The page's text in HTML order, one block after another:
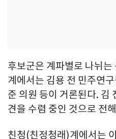
후보군은 계파별로 나뉘
계에서는 김용 전 민주연
준 의원 등이 거론된다. 김
견을 수렴 중인 것으로 전
친청(친정청래)계에서는